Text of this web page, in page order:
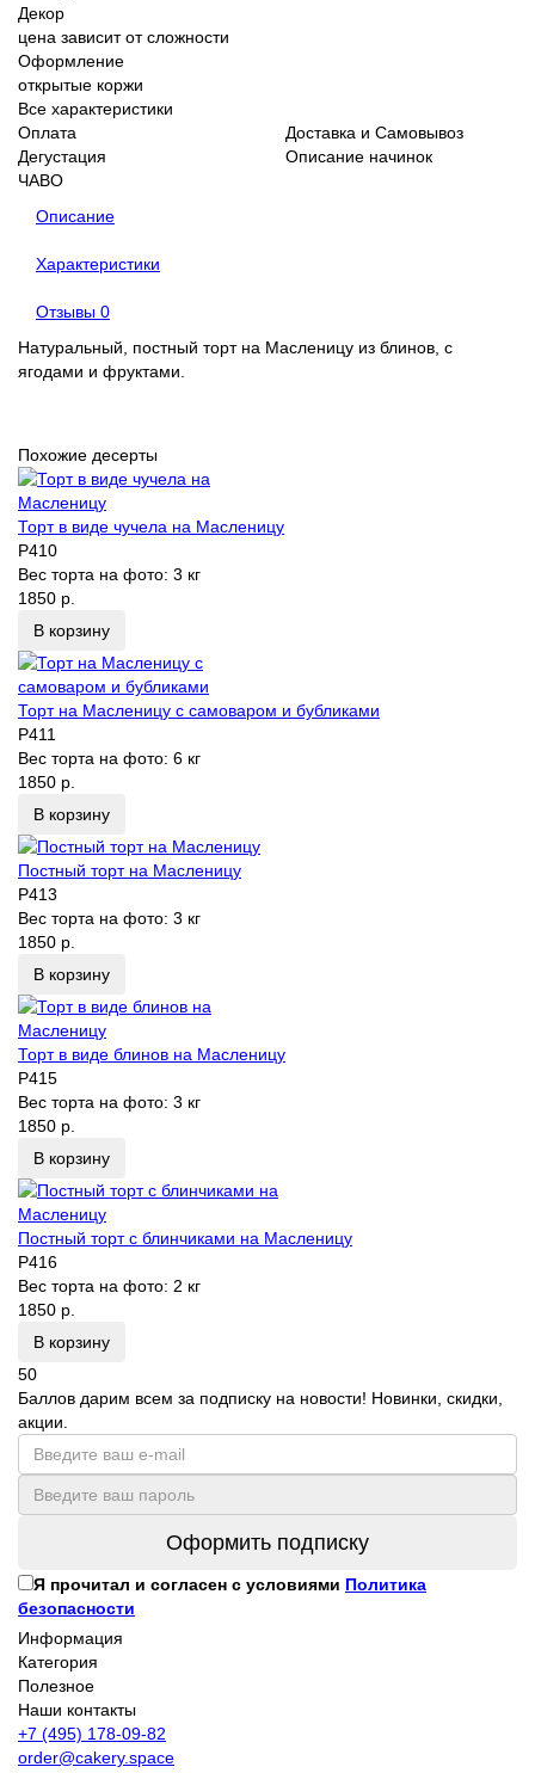
Декор
цена зависит от сложности
Оформление
открытые коржи
Все характеристики
Оплата
Доставка и Самовывоз
Дегустация
Описание начинок
ЧАВО
Описание
Характеристики
Отзывы 0
Натуральный, постный торт на Масленицу из блинов, с
ягодами и фруктами.
Похожие десерты
Торт в виде чучела на Масленицу
P410
Вес торта на фото: 3 кг
1850 р.
В корзину
Торт на Масленицу с самоваром и бубликами
P411
Вес торта на фото: 6 кг
1850 р.
В корзину
Постный торт на Масленицу
P413
Вес торта на фото: 3 кг
1850 р.
В корзину
Торт в виде блинов на Масленицу
P415
Вес торта на фото: 3 кг
1850 р.
В корзину
Постный торт с блинчиками на Масленицу
P416
Вес торта на фото: 2 кг
1850 р.
В корзину
50
Баллов дарим всем за подписку на новости! Новинки, скидки,
акции.
Оформить подписку
Я прочитал и согласен с условиями Политика
безопасности
Информация
Категория
Полезное
Наши контакты
+7 (495) 178-09-82
order@cakery.space